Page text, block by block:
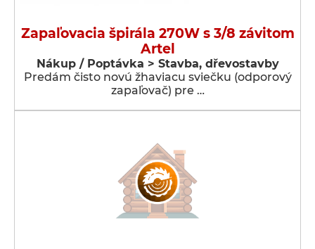
Zapaľovacia špirála 270W s 3/8 závitom
Artel
Nákup / Poptávka > Stavba, dřevostavby
Predám čisto novú žhaviacu sviečku (odporový
zapaľovač) pre …